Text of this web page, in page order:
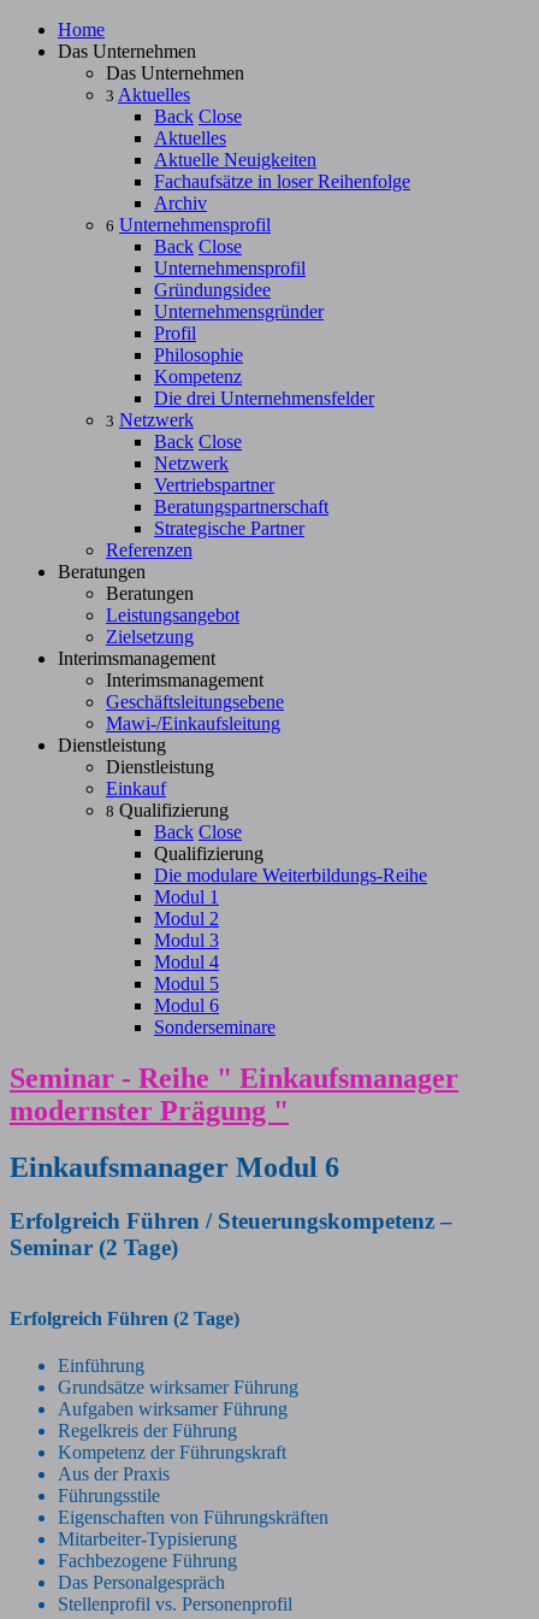
Home
Das Unternehmen
Das Unternehmen
3 Aktuelles
Back Close
Aktuelles
Aktuelle Neuigkeiten
Fachaufsätze in loser Reihenfolge
Archiv
6 Unternehmensprofil
Back Close
Unternehmensprofil
Gründungsidee
Unternehmensgründer
Profil
Philosophie
Kompetenz
Die drei Unternehmensfelder
3 Netzwerk
Back Close
Netzwerk
Vertriebspartner
Beratungspartnerschaft
Strategische Partner
Referenzen
Beratungen
Beratungen
Leistungsangebot
Zielsetzung
Interimsmanagement
Interimsmanagement
Geschäftsleitungsebene
Mawi-/Einkaufsleitung
Dienstleistung
Dienstleistung
Einkauf
8 Qualifizierung
Back Close
Qualifizierung
Die modulare Weiterbildungs-Reihe
Modul 1
Modul 2
Modul 3
Modul 4
Modul 5
Modul 6
Sonderseminare
Seminar - Reihe " Einkaufsmanager
modernster Prägung "
Einkaufsmanager Modul 6
Erfolgreich Führen / Steuerungskompetenz –
Seminar (2 Tage)
Erfolgreich Führen (2 Tage)
Einführung
Grundsätze wirksamer Führung
Aufgaben wirksamer Führung
Regelkreis der Führung
Kompetenz der Führungskraft
Aus der Praxis
Führungsstile
Eigenschaften von Führungskräften
Mitarbeiter-Typisierung
Fachbezogene Führung
Das Personalgespräch
Stellenprofil vs. Personenprofil